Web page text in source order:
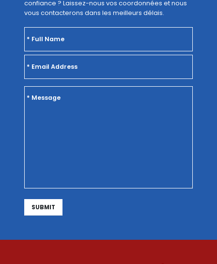
confiance ? Laissez-nous vos coordonnées et nous
vous contacterons dans les meilleurs délais.